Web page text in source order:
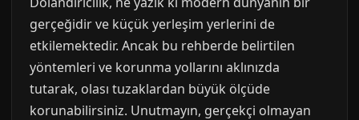
gerçeğidir ve küçük yerleşim yerlerini de
etkilemektedir. Ancak bu rehberde belirtilen
yöntemleri ve korunma yollarını aklınızda
tutarak, olası tuzaklardan büyük ölçüde
korunabilirsiniz. Unutmayın, gerçekçi olmayan